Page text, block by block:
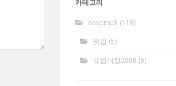
카테고리
dasomoli (118)
맛집 (5)
유럽여행2008 (6)